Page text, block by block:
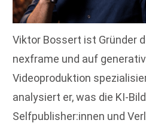
Viktor Bossert ist Gründer
nexframe und auf
Videoproduktion
analysiert er, was die KI-
Selfpublisher:innen und